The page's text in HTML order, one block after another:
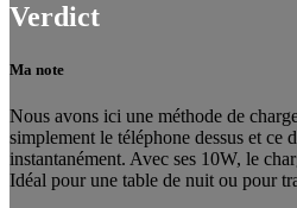
Verdict
Ma note
Nous avons ici une méthode de
simplement le téléphone dessus et ce
instantanément. Avec ses 10W, le
Idéal pour une table de nuit ou pour